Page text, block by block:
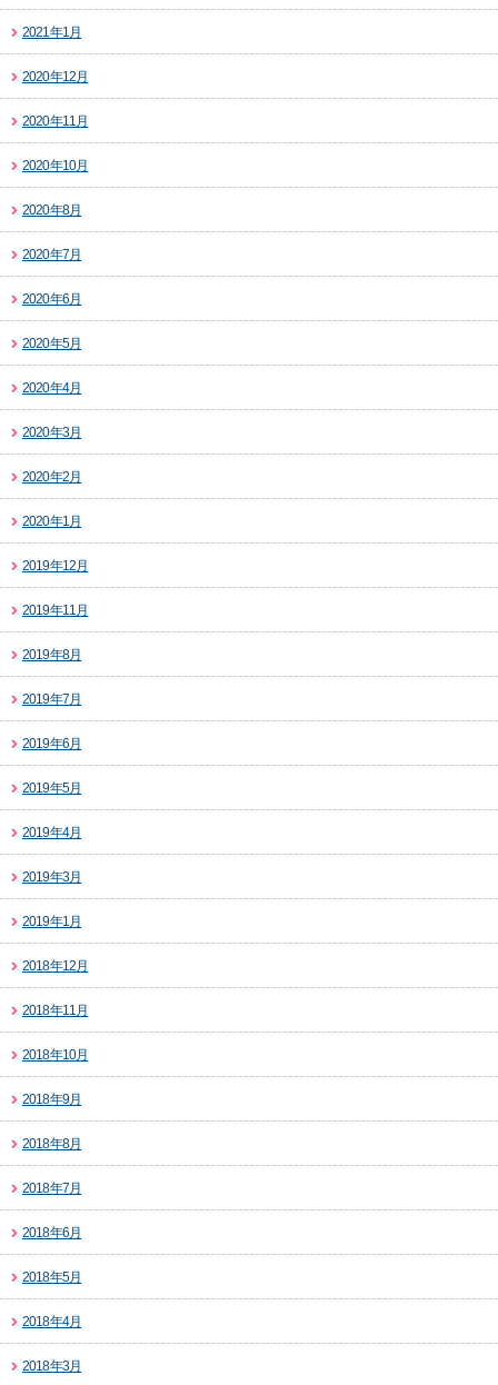
2021年1月
2020年12月
2020年11月
2020年10月
2020年8月
2020年7月
2020年6月
2020年5月
2020年4月
2020年3月
2020年2月
2020年1月
2019年12月
2019年11月
2019年8月
2019年7月
2019年6月
2019年5月
2019年4月
2019年3月
2019年1月
2018年12月
2018年11月
2018年10月
2018年9月
2018年8月
2018年7月
2018年6月
2018年5月
2018年4月
2018年3月